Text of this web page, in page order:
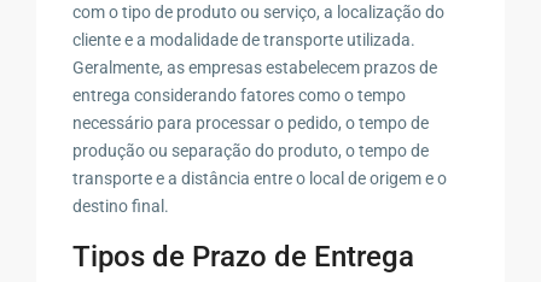
com o tipo de produto ou serviço, a localização do
cliente e a modalidade de transporte utilizada.
Geralmente, as empresas estabelecem prazos de
entrega considerando fatores como o tempo
necessário para processar o pedido, o tempo de
produção ou separação do produto, o tempo de
transporte e a distância entre o local de origem e o
destino final.
Tipos de Prazo de Entrega